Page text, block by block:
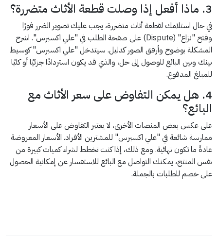
3. ماذا أفعل إذا وصلت قطعة الأثاث متضررة؟
في حال استلامك لقطعة أثاث متضررة، يجب عليك تصوير الضرر فورًا
وفتح "نزاع" (Dispute) على صفحة الطلب في "علي اكسبرس". اشرح
المشكلة بوضوح وأرفق الصور كدليل. سيتدخل "علي اكسبرس" كوسيط
بينك وبين البائع للوصول إلى حل، والذي قد يكون استردادًا جزئيًا أو كليًا
للمبلغ المدفوع.
4. هل يمكن التفاوض على سعر الأثاث مع
البائع؟
على عكس بعض المنصات الأخرى، لا يعتبر التفاوض على الأسعار
ممارسة شائعة في "علي اكسبرس" للمشترين الأفراد. الأسعار المعروضة
عادةً ما تكون نهائية. ومع ذلك، إذا كنت تخطط لشراء كميات كبيرة من
نفس المنتج، يمكنك التواصل مع البائع للاستفسار عن إمكانية الحصول
على خصم للطلبات بالجملة.